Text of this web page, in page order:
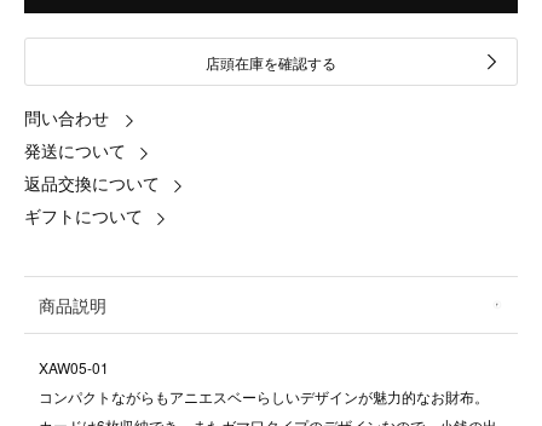
店頭在庫を確認する
問い合わせ
発送について
返品交換について
ギフトについて
商品説明
XAW05-01
コンパクトながらもアニエスベーらしいデザインが魅力的なお財布。